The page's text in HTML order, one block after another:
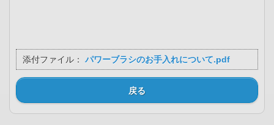
添付ファイル： パワーブラシのお手入れについて.pdf
戻る